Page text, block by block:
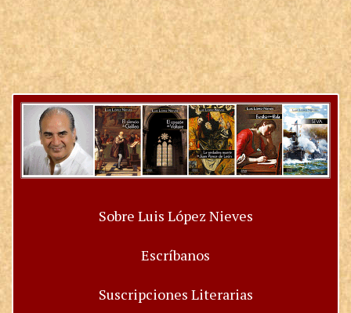
Sobre Luis López Nieves
Escríbanos
Suscripciones Literarias